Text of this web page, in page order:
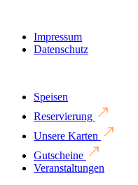
Impressum
Datenschutz
Speisen
Reservierung
Unsere Karten
Gutscheine
Veranstaltungen